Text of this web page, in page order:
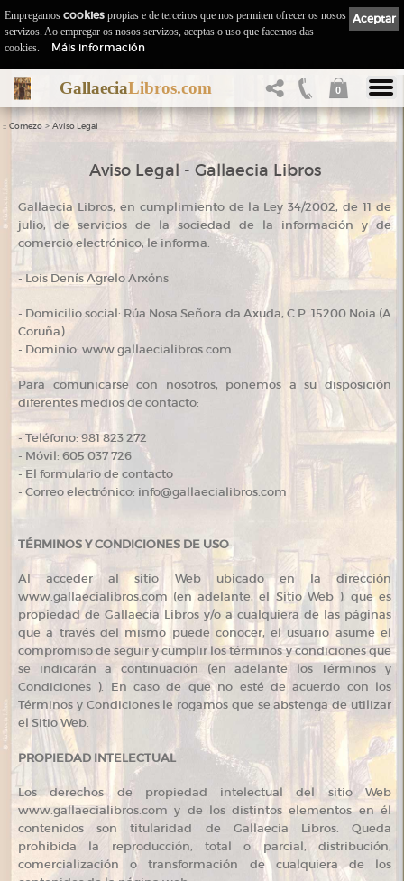
GallaeciaLibros.com 0
:: Comezo > Aviso Legal
Aviso Legal - Gallaecia Libros
Gallaecia Libros, en cumplimiento de la Ley 34/2002, de 11 de
julio, de servicios de la sociedad de la información y de
comercio electrónico, le informa:
- Lois Denís Agrelo Arxóns
- Domicilio social: Rúa Nosa Señora da Axuda, C.P. 15200 Noia (A
Coruña).
- Dominio: www.gallaecialibros.com
Para comunicarse con nosotros, ponemos a su disposición
diferentes medios de contacto:
- Teléfono: 981 823 272
- Móvil: 605 037 726
- El formulario de contacto
- Correo electrónico: info@gallaecialibros.com
TÉRMINOS Y CONDICIONES DE USO
Al acceder al sitio Web ubicado en la dirección
www.gallaecialibros.com (en adelante, el Sitio Web ), que es
propiedad de Gallaecia Libros y/o a cualquiera de las páginas
que a través del mismo puede conocer, el usuario asume el
compromiso de seguir y cumplir los términos y condiciones que
se indicarán a continuación (en adelante los Términos y
Condiciones ). En caso de que no esté de acuerdo con los
Términos y Condiciones le rogamos que se abstenga de utilizar
el Sitio Web.
PROPIEDAD INTELECTUAL
Los derechos de propiedad intelectual del sitio Web
www.gallaecialibros.com y de los distintos elementos en él
contenidos son titularidad de Gallaecia Libros. Queda
prohibida la reproducción, total o parcial, distribución,
comercialización o transformación de cualquiera de los
Aceptar
Empregamos cookies propias e de terceiros que nos permiten ofrecer os nosos
servizos. Ao empregar os nosos servizos, aceptas o uso que facemos das
cookies.
Máis información